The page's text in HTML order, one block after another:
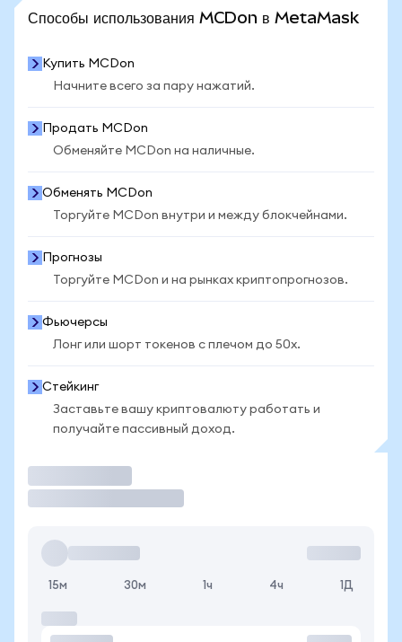
Способы использования MCDon в MetaMask
Купить MCDon
Начните всего за пару нажатий.
Продать MCDon
Обменяйте MCDon на наличные.
Обменять MCDon
Торгуйте MCDon внутри и между блокчейнами.
Прогнозы
Торгуйте MCDon и на рынках криптопрогнозов.
Фьючерсы
Лонг или шорт токенов с плечом до 50x.
Стейкинг
Заставьте вашу криптовалюту работать и
получайте пассивный доход.
15м 30м 1ч 4ч 1Д